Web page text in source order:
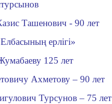
Ташенович - 90 лет
ерлігі»
125 лет
Ахметову – 90 лет
Турсунов – 75 лет